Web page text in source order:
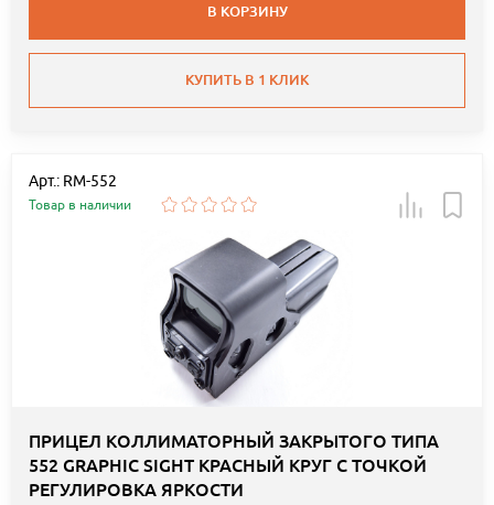
В КОРЗИНУ
КУПИТЬ В 1 КЛИК
Арт.: RM-552
Товар в наличии
ПРИЦЕЛ КОЛЛИМАТОРНЫЙ ЗАКРЫТОГО ТИПА
552 GRAPHIC SIGHT КРАСНЫЙ КРУГ С ТОЧКОЙ
РЕГУЛИРОВКА ЯРКОСТИ